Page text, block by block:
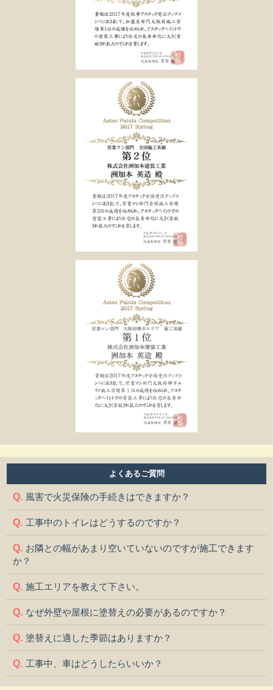
よくあるご質問
風害で火災保険の手続きはできますか？
工事中のトイレはどうするのですか？
お隣との幅があまり空いていないのですが施工できます
か？
施工エリアを教えて下さい。
なぜ外壁や屋根に塗替えの必要があるのですか？
塗替えに適した季節はありますか？
工事中、車はどうしたらいいか？